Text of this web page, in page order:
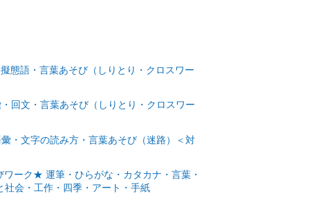
態語・言葉あそび（しりとり・クロスワー
回文・言葉あそび（しりとり・クロスワー
・文字の読み方・言葉あそび（迷路）＜対
ーク★ 運筆・ひらがな・カタカナ・言葉・
会・工作・四季・アート・手紙